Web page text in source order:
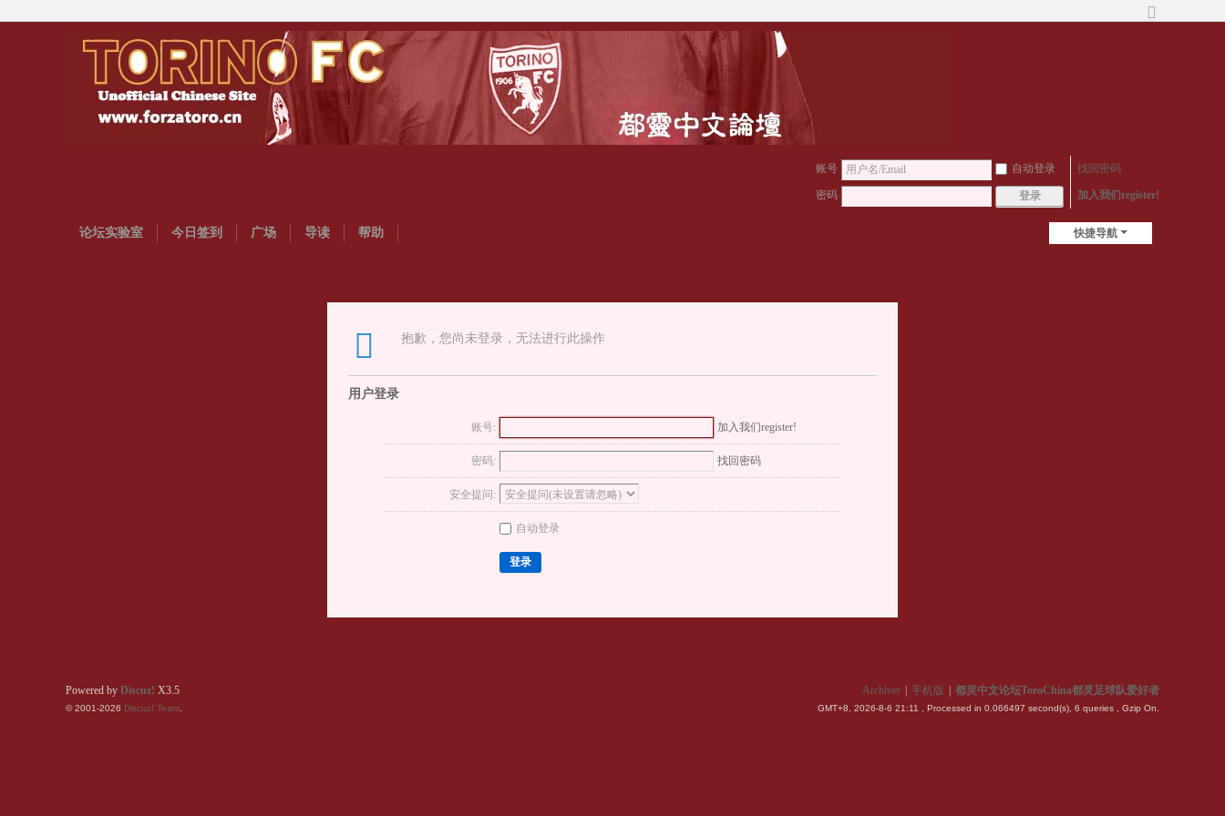
账号 自动登录 找回密码
密码 登录 加入我们register!
快捷导航
论坛实验室 今日签到 广场 导读 帮助
抱歉，您尚未登录，无法进行此操作
用户登录
账号: 加入我们register!
密码: 找回密码
安全提问:
自动登录
登录
Archiver 手机版 都灵中文论坛ToroChina都灵足球队爱好者
GMT+8, 2026-8-6 21:11 , Processed in 0.066497 second(s), 6 queries , Gzip On.
Powered by Discuz! X3.5
© 2001-2026 Discuz! Team